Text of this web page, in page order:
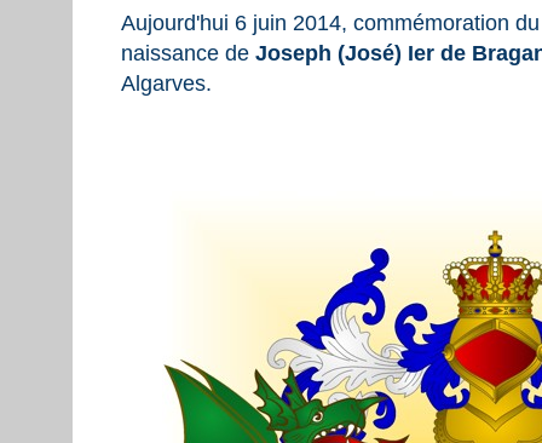
Aujourd'hui 6 juin 2014, commémoration
naissance de Joseph (José) Ier de
Algarves.